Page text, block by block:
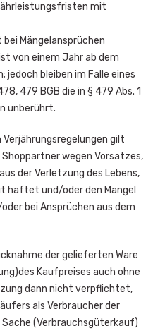
mit
Mängelansprüchen
von einem Jahr ab dem
jedoch bleiben im Falle eines
479 BGB die in § 479 Abs. 1
unberührt.
gilt
wegen Vorsatzes,
der Verletzung des Lebens,
haftet und/oder den Mangel
bei Ansprüchen aus dem
der gelieferten Ware
Kaufpreises auch ohne
dann nicht verpflichtet,
als Verbraucher der
(Verbrauchsgüterkauf)